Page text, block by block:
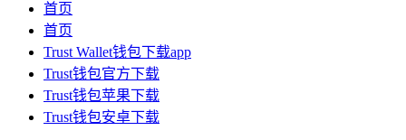
首页
首页
Trust Wallet钱包下载app
Trust钱包官方下载
Trust钱包苹果下载
Trust钱包安卓下载